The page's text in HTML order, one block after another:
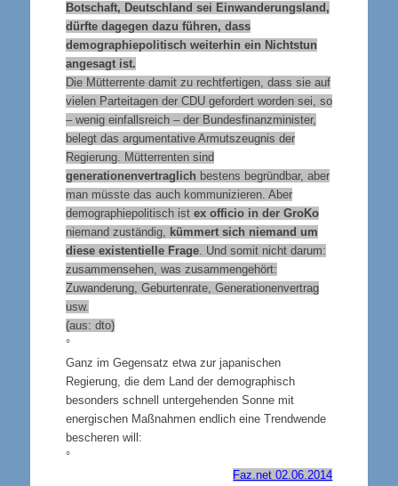
Botschaft, Deutschland sei Einwanderungsland,
dürfte dagegen dazu führen, dass
demographiepolitisch weiterhin ein Nichtstun
angesagt ist.
Die Mütterrente damit zu rechtfertigen, dass sie auf
vielen Parteitagen der CDU gefordert worden sei, so
– wenig einfallsreich – der Bundesfinanzminister,
belegt das argumentative Armutszeugnis der
Regierung. Mütterrenten sind
generationenvertraglich bestens begründbar, aber
man müsste das auch kommunizieren. Aber
demographiepolitisch ist ex officio in der GroKo
niemand zuständig, kümmert sich niemand um
diese existentielle Frage. Und somit nicht darum:
zusammensehen, was zusammengehört:
Zuwanderung, Geburtenrate, Generationenvertrag
usw.
(aus: dto)
°
Ganz im Gegensatz etwa zur japanischen
Regierung, die dem Land der demographisch
besonders schnell untergehenden Sonne mit
energischen Maßnahmen endlich eine Trendwende
bescheren will:
°
Faz.net 02.06.2014